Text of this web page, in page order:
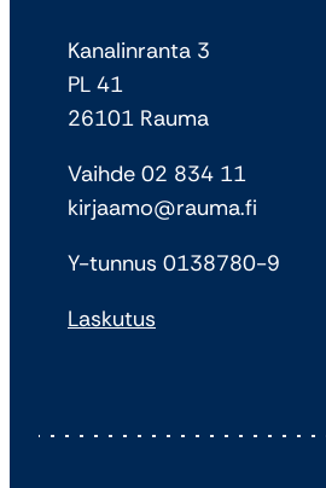
Kanalinranta 3
PL 41
26101 Rauma
Vaihde 02 834 11
kirjaamo@rauma.fi
Y-tunnus 0138780-9
Laskutus